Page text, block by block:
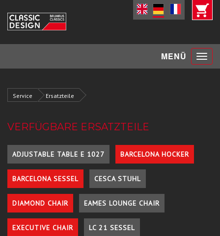
MENÜ Toggle
Service Ersatzteile
VERFÜGBARE ERSATZTEILE
ADJUSTABLE TABLE E 1027 BARCELONA HOCKER
BARCELONA SESSEL CESCA STUHL
DIAMOND CHAIR EAMES LOUNGE CHAIR
EXECUTIVE CHAIR LC 21 SESSEL